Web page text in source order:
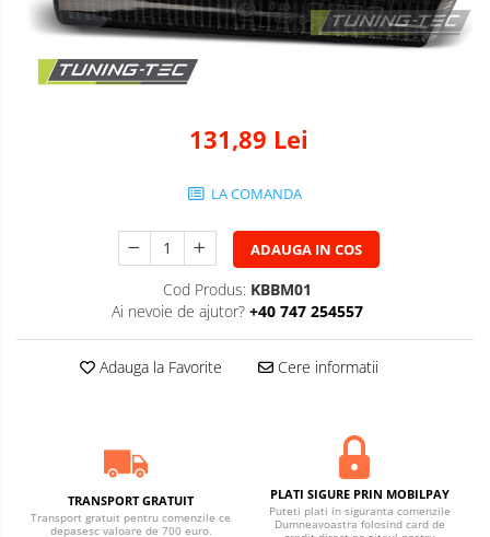
131,89 Lei
LA COMANDA
ADAUGA IN COS
Cod Produs: KBBM01
Ai nevoie de ajutor? +40 747 254557
Adauga la Favorite Cere informatii
TRANSPORT GRATUIT
Transport gratuit pentru comenzile ce
depasesc valoare de 700 euro.
PLATI SIGURE PRIN MOBILPAY
Puteti plati in siguranta comenzile
Dumneavoastra folosind card de